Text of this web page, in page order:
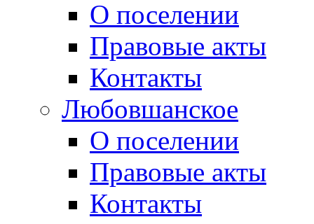
О поселении
Правовые акты
Контакты
Любовшанское
О поселении
Правовые акты
Контакты